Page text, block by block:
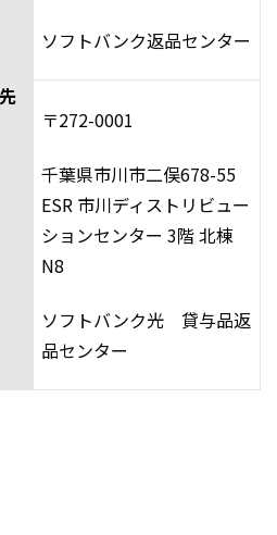
ソフトバンク返品センター
〒272-0001
千葉県市川市二俣678-55
ESR 市川ディストリビュー
ションセンター 3階 北棟
N8
ソフトバンク光 貸与品返
品センター